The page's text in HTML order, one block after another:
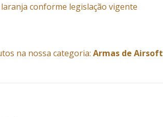
conforme legislação vigente
na nossa categoria: Armas de Airsoft